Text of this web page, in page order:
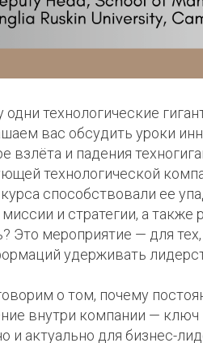
одни технологические
вас обсудить уроки
взлёта и падения
технологической
способствовали ее
миссии и стратегии, а
Это мероприятие — для
удерживать
о том, почему
внутри компании —
и актуально для бизнес-